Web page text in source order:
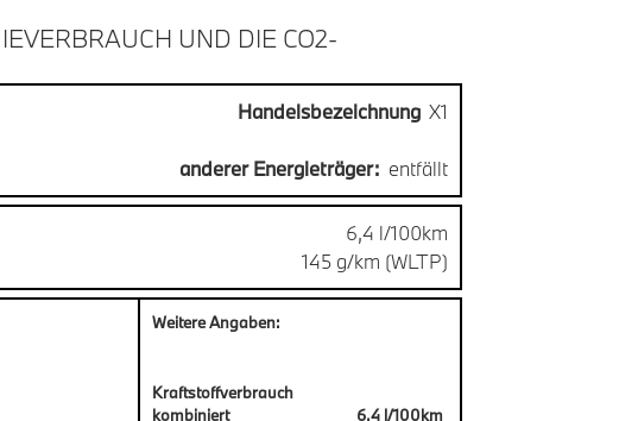
UND DIE CO2-
Handelsbezeichnung X1
anderer Energieträger: entfällt
6,4 l/100km
145 g/km (WLTP)
Weitere Angaben:
Kraftstoffverbrauch
kombiniert
6,4 l/100km